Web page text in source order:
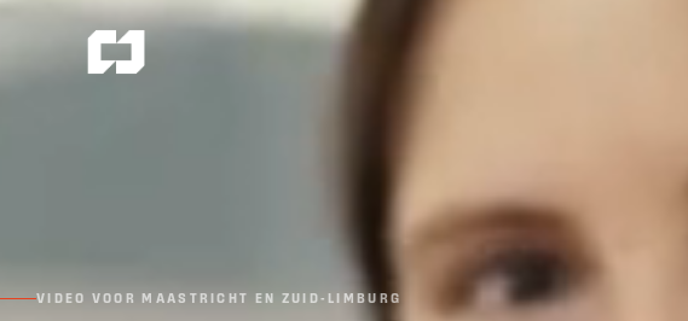
VIDEO VOOR MAASTRICHT EN ZUID-LIMBURG